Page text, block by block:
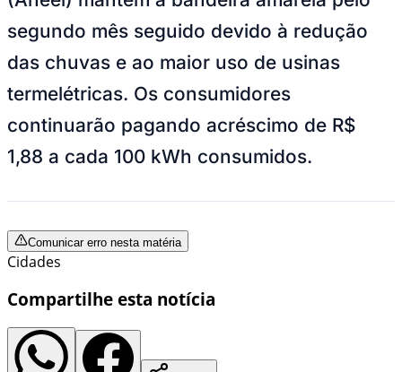
segundo mês seguido devido à redução
das chuvas e ao maior uso de usinas
termelétricas. Os consumidores
continuarão pagando acréscimo de R$
1,88 a cada 100 kWh consumidos.
Comunicar erro nesta matéria
Cidades
Compartilhe esta notícia